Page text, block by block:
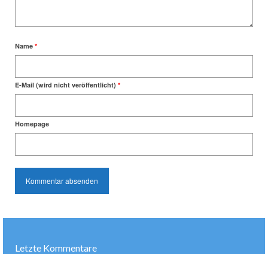
Name *
E-Mail (wird nicht veröffentlicht) *
Homepage
Letzte Kommentare